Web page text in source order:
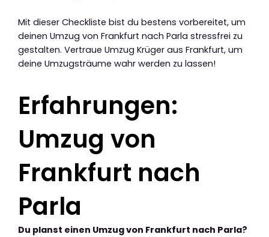
Mit dieser Checkliste bist du bestens vorbereitet, um
deinen Umzug von Frankfurt nach Parla stressfrei zu
gestalten. Vertraue Umzug Krüger aus Frankfurt, um
deine Umzugsträume wahr werden zu lassen!
Erfahrungen:
Umzug von
Frankfurt nach
Parla
Du planst einen Umzug von Frankfurt nach Parla?